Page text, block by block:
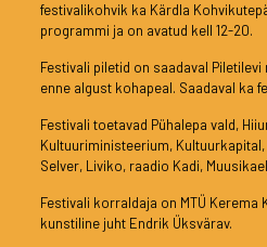
festivalikohvik ka Kärdla
programmi ja on avatud kell 12-20.
Festivali piletid on saadaval
enne algust kohapeal. Saadaval ka
Festivali toetavad Pühalepa vald,
Kultuuriministeerium,
Selver, Liviko, raadio Kadi,
Festivali korraldaja on MTÜ Kerema
kunstiline juht Endrik Üksvärav.